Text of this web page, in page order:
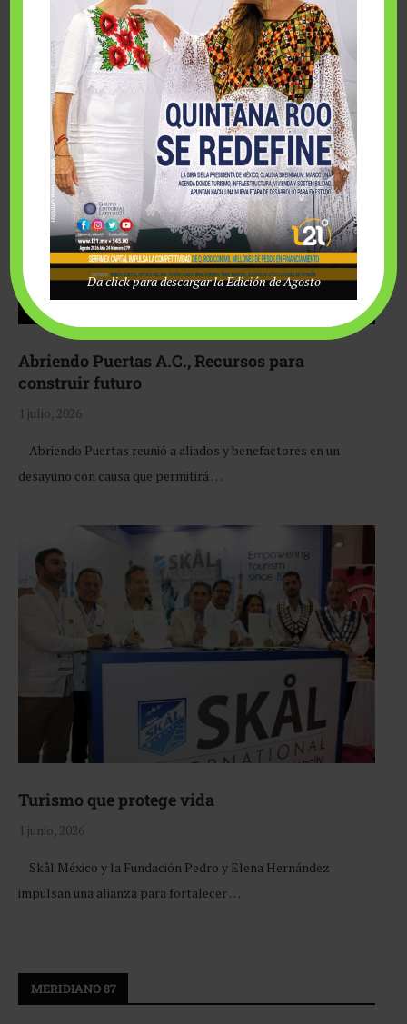
Fairmont Mayakoba y Make-A-Wish México unieron
esfuerzos para hacer realidad el deseo de una …
Abriendo Puertas A.C., Recursos para
construir futuro
1 julio, 2026
Abriendo Puertas reunió a aliados y benefactores en un
desayuno con causa que permitirá …
Turismo que protege vida
1 junio, 2026
Skål México y la Fundación Pedro y Elena Hernández
impulsan una alianza para fortalecer …
MERIDIANO 87
Da click para descargar la Edición de Agosto